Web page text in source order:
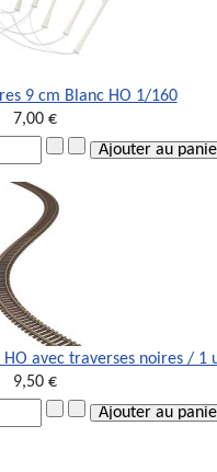
9 cm Blanc HO 1/160
7,00 €
HO avec traverses noires / 1
9,50 €